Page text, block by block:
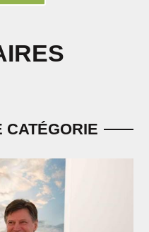
CATÉGORIE